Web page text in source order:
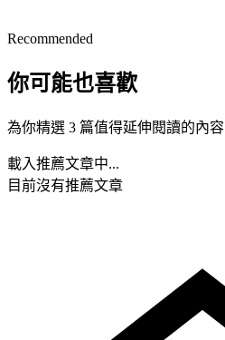
Recommended
你可能也喜歡
為你精選 3 篇值得延伸閱讀的內容
載入推薦文章中...
目前沒有推薦文章